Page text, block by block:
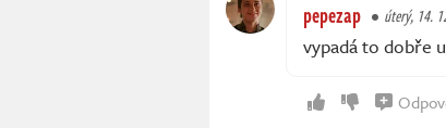
pepezap úterý, 14.
vypadá to dobře